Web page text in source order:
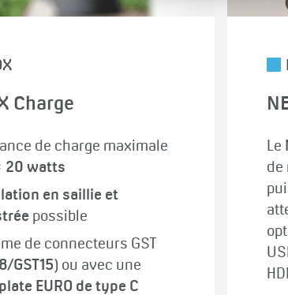
Charge
de charge maximale
20 watts
en saillie et
possible
de connecteurs GST
GST15) ou avec une
EURO de type C
Le
de